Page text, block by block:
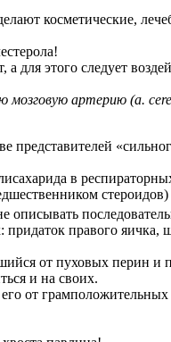
косметические,
этого следует
мозговую артерию (a.
в
правого яичка,
от пуховых перин и
и на своих.
от грамположительных